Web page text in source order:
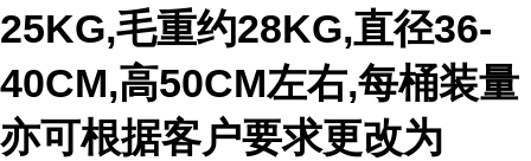
25KG,毛重约28KG,直径36-
40CM,高50CM左右,每桶装量
亦可根据客户要求更改为